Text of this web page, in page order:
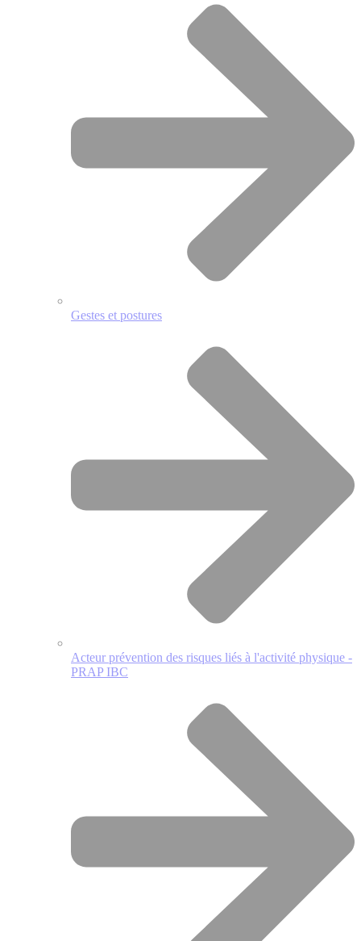
Gestes et postures
Acteur prévention des risques liés à l'activité physique -
PRAP IBC